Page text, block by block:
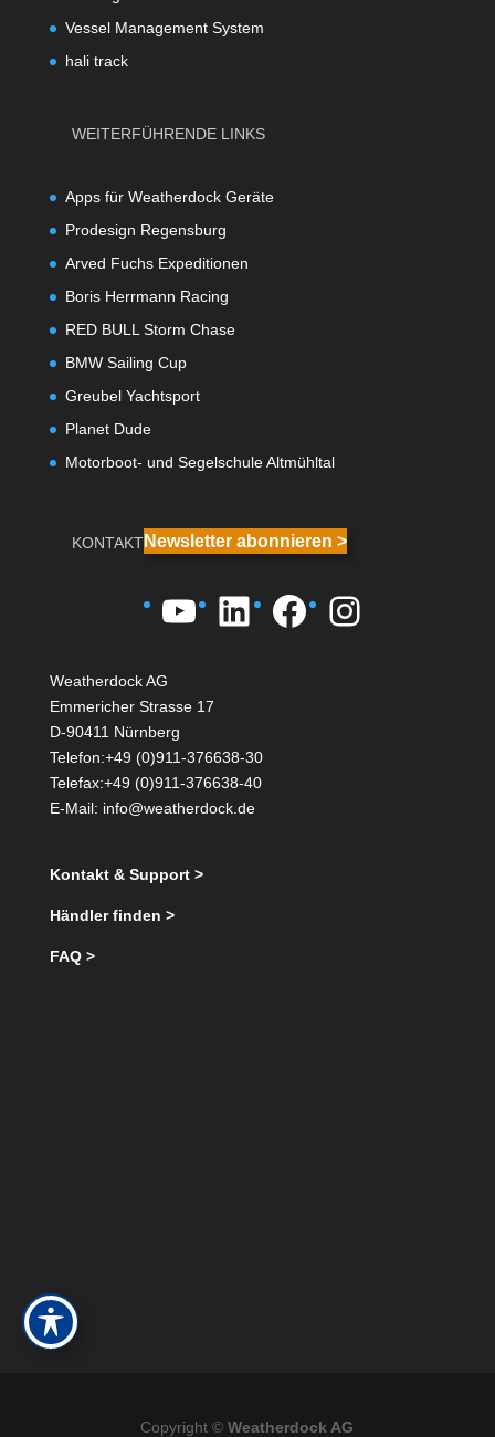
Vessel Management System
hali track
WEITERFÜHRENDE LINKS
Apps für Weatherdock Geräte
Prodesign Regensburg
Arved Fuchs Expeditionen
Boris Herrmann Racing
RED BULL Storm Chase
BMW Sailing Cup
Greubel Yachtsport
Planet Dude
Motorboot- und Segelschule Altmühltal
KONTAKTNewsletter abonnieren >
YouTube
LinkedIn
Facebook
Weatherdock AG
Emmericher Strasse 17
D-90411 Nürnberg
Telefon:+49 (0)911-376638-30
Telefax:+49 (0)911-376638-40
E-Mail: info@weatherdock.de
Kontakt & Support >
Händler finden >
FAQ >
Copyright ©Weatherdock AG